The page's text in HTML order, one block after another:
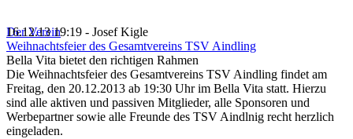
Der Verein
16.12.13 19:19 - Josef Kigle
Weihnachtsfeier des Gesamtvereins TSV Aindling
Bella Vita bietet den richtigen Rahmen
Die Weihnachtsfeier des Gesamtvereins TSV Aindling findet am
Freitag, den 20.12.2013 ab 19:30 Uhr im Bella Vita statt. Hierzu
sind alle aktiven und passiven Mitglieder, alle Sponsoren und
Werbepartner sowie alle Freunde des TSV Aindlnig recht herzlich
eingeladen.